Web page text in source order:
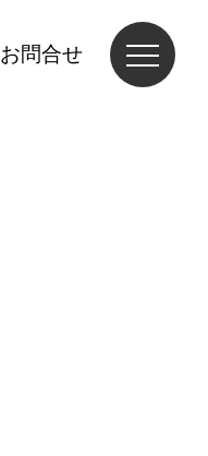
お問合せ